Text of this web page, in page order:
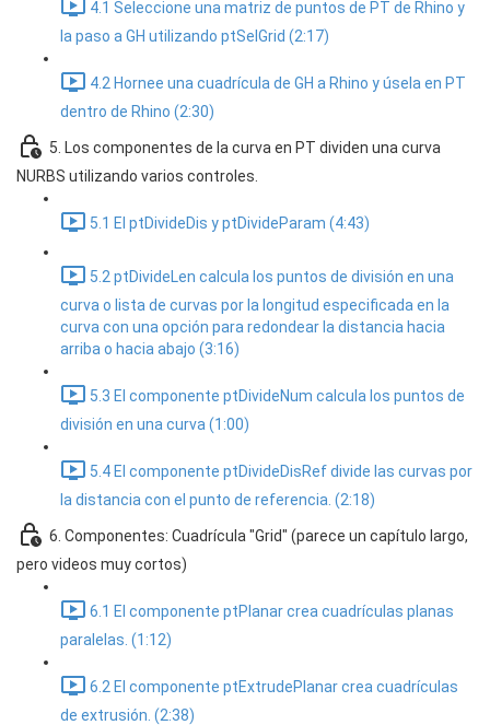
4.1 Seleccione una matriz de puntos de PT de Rhino y
la paso a GH utilizando ptSelGrid (2:17)
4.2 Hornee una cuadrícula de GH a Rhino y úsela en PT
dentro de Rhino (2:30)
5. Los componentes de la curva en PT dividen una curva
NURBS utilizando varios controles.
5.1 El ptDivideDis y ptDivideParam (4:43)
5.2 ptDivideLen calcula los puntos de división en una
curva o lista de curvas por la longitud especificada en la
curva con una opción para redondear la distancia hacia
arriba o hacia abajo (3:16)
5.3 El componente ptDivideNum calcula los puntos de
división en una curva (1:00)
5.4 El componente ptDivideDisRef divide las curvas por
la distancia con el punto de referencia. (2:18)
6. Componentes: Cuadrícula "Grid" (parece un capítulo largo,
pero videos muy cortos)
6.1 El componente ptPlanar crea cuadrículas planas
paralelas. (1:12)
6.2 El componente ptExtrudePlanar crea cuadrículas
de extrusión. (2:38)